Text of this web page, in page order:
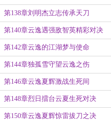
第138章刘明杰立志传承天刀
第140章云逸遇强敌智英精彩对决
第142章云逸的江湖梦与使命
第144章独孤雪守望云逸之伤
第146章云逸夏辉激战生死间
第148章烈日擂台云夏生死对决
第150章云逸夏辉惊雷拔刀之决